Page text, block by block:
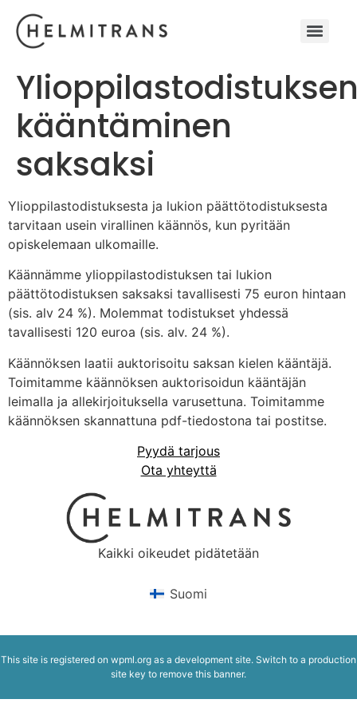
kääntäminen
saksaksi
Ylioppilastodistuksesta ja lukion päättötodistuksesta
tarvitaan usein virallinen käännös, kun pyritään
opiskelemaan ulkomaille.
Käännämme ylioppilastodistuksen tai lukion
päättötodistuksen saksaksi tavallisesti 75 euron hintaan
(sis. alv 24 %). Molemmat todistukset yhdessä
tavallisesti 120 euroa (sis. alv. 24 %).
Käännöksen laatii auktorisoitu saksan kielen kääntäjä.
Toimitamme käännöksen auktorisoidun kääntäjän
leimalla ja allekirjoituksella varusettuna. Toimitamme
käännöksen skannattuna pdf-tiedostona tai postitse.
Pyydä tarjous
Ota yhteyttä
Kaikki oikeudet pidätetään
Suomi
This site is registered on wpml.org as a development site. Switch to a production
site key to remove this banner.